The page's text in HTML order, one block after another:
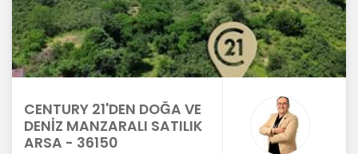
CENTURY 21'DEN DOĞA VE
DENİZ MANZARALI SATILIK
ARSA - 36150